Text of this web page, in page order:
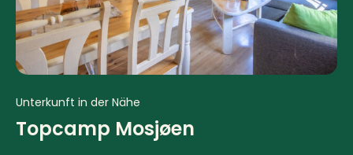
Unterkunft in der Nähe
Topcamp Mosjøen